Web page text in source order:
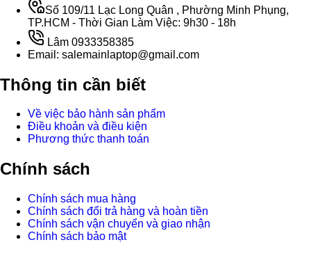
Số 109/11 Lạc Long Quân , Phường Minh Phụng,
TP.HCM - Thời Gian Làm Việc: 9h30 - 18h
Lâm 0933358385
Email: salemainlaptop@gmail.com
Thông tin cần biết
Về việc bảo hành sản phẩm
Điều khoản và điều kiện
Phương thức thanh toán
Chính sách
Chính sách mua hàng
Chính sách đổi trả hàng và hoàn tiền
Chính sách vận chuyển và giao nhận
Chính sách bảo mật